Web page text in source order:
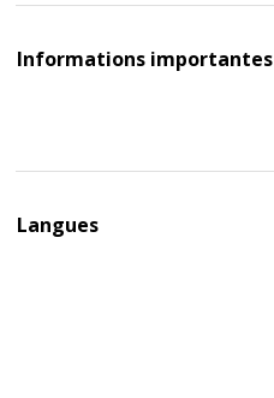
Informations importantes
Langues